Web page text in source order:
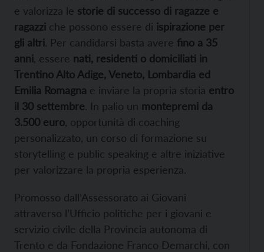
e valorizza le storie di successo di ragazze e
ragazzi che possono essere di ispirazione per
gli altri. Per candidarsi basta avere fino a 35
anni , essere nati, residenti o domiciliati in
Trentino Alto Adige, Veneto, Lombardia ed
Emilia Romagna e inviare la propria storia entro
il 30 settembre. In palio un montepremi da
3.500 euro , opportunità di coaching
personalizzato, un corso di formazione su
storytelling e public speaking e altre iniziative
per valorizzare la propria esperienza.
Promosso dall’Assessorato ai Giovani
attraverso l’Ufficio politiche per i giovani e
servizio civile della Provincia autonoma di
Trento e da Fondazione Franco Demarchi, con